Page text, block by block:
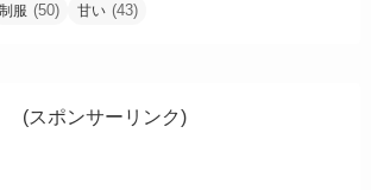
制服 (50) 甘い (43)
(スポンサーリンク)